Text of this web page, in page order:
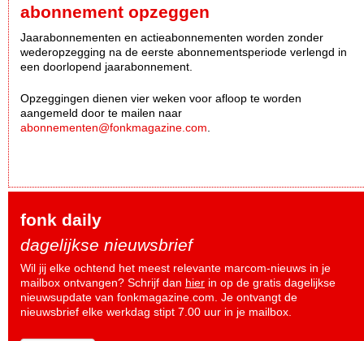
abonnement opzeggen
Jaarabonnementen en actieabonnementen worden zonder
wederopzegging na de eerste abonnementsperiode verlengd in
een doorlopend jaarabonnement.
Opzeggingen dienen vier weken voor afloop te worden
aangemeld door te mailen naar
abonnementen@fonkmagazine.com
fonk daily
dagelijkse nieuwsbrief
Wil jij elke ochtend het meest relevante marcom-nieuws in je
mailbox ontvangen? Schrijf dan hier in op de gratis dagelijkse
nieuwsupdate van fonkmagazine.com. Je ontvangt de
nieuwsbrief elke werkdag stipt 7.00 uur in je mailbox.